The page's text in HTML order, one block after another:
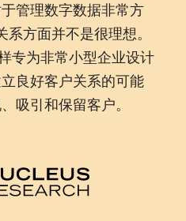
管理数字数据非常方
方面并不是很理想。
专为非常小型企业设计
良好客户关系的可能
吸引和保留客户。